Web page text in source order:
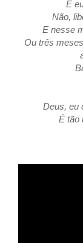
E
Não,
E nesse
Ou três
Deus, eu
É tão